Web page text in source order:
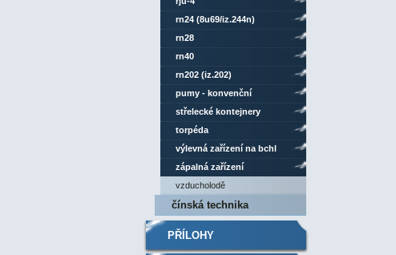
rn24 (8u69/iz.244n)
rn28
rn40
rn202 (iz.202)
pumy - konvenční
střelecké kontejnery
torpéda
výlevná zařízení na bchl
zápalná zařízení
vzducholodě
čínská technika
PŘÍLOHY